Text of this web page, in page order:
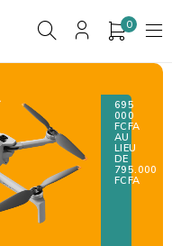
0
695
000
FCFA
AU
LIEU
DE
795.000
FCFA